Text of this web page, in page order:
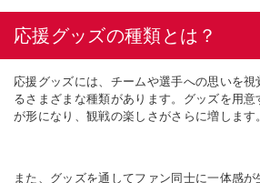
応援グッズの種類とは？
応援グッズには、チームや選手への思いを
るさまざまな種類があります。グッズを用
が形になり、観戦の楽しさがさらに増します。
また、グッズを通してファン同士に一体感